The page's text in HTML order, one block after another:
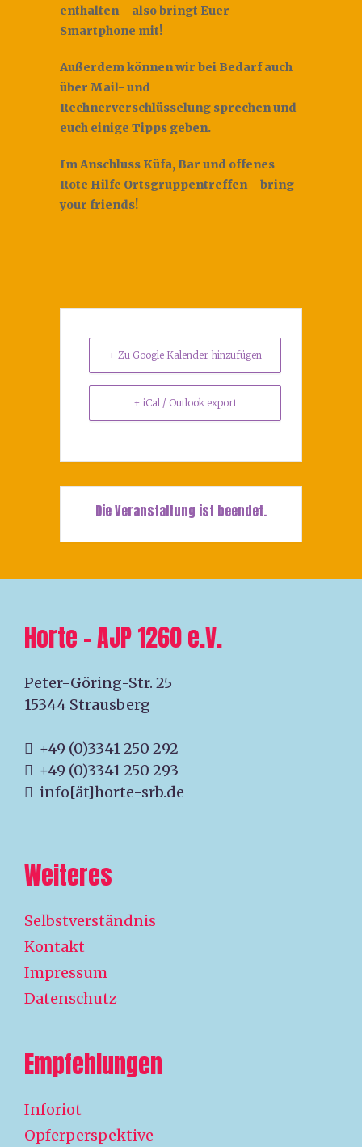
enthalten – also bringt Euer
Smartphone mit!
Außerdem können wir bei Bedarf auch
über Mail- und
Rechnerverschlüsselung sprechen und
euch einige Tipps geben.
Im Anschluss Küfa, Bar und offenes
Rote Hilfe Ortsgruppentreffen – bring
your friends!
+ Zu Google Kalender hinzufügen
+ iCal / Outlook export
Die Veranstaltung ist beendet.
Horte – AJP 1260 e.V.
Peter-Göring-Str. 25
15344 Strausberg
+49 (0)3341 250 292
+49 (0)3341 250 293
info[ät]horte-srb.de
Weiteres
Selbstverständnis
Kontakt
Impressum
Datenschutz
Empfehlungen
Inforiot
Opferperspektive